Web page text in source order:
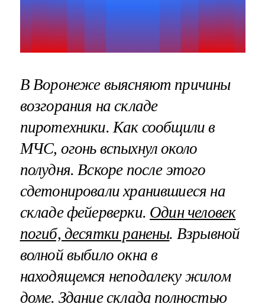
В Воронеже выясняют причины
возгорания на складе
пиротехники. Как сообщили в
МЧС, огонь вспыхнул около
полудня. Вскоре после этого
сдетонировали хранившиеся на
складе фейерверки. Один человек
погиб, десятки ранены. Взрывной
волной выбило окна в
находящемся неподалеку жилом
доме. Здание склада полностью